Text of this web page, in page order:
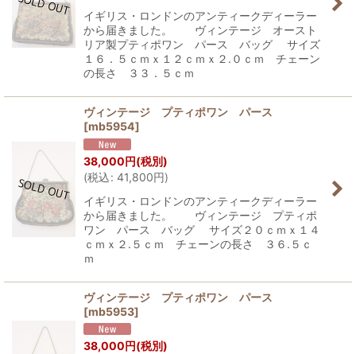
イギリス・ロンドンのアンティークディーラー
から届きました。 ヴィンテージ オースト
リア製プティポワン パース バッグ サイズ
１６．５ｃｍｘ１２ｃｍｘ２.０ｃｍ チェーン
の長さ ３３．５ｃｍ
ヴィンテージ プティポワン パース
[mb5954]
38,000円(税別)
(税込: 41,800円)
イギリス・ロンドンのアンティークディーラー
から届きました。 ヴィンテージ プティポ
ワン パース バッグ サイズ２０ｃｍｘ１４
ｃｍｘ２.５ｃｍ チェーンの長さ ３６.５ｃ
ｍ
ヴィンテージ プティポワン パース
[mb5953]
38,000円(税別)